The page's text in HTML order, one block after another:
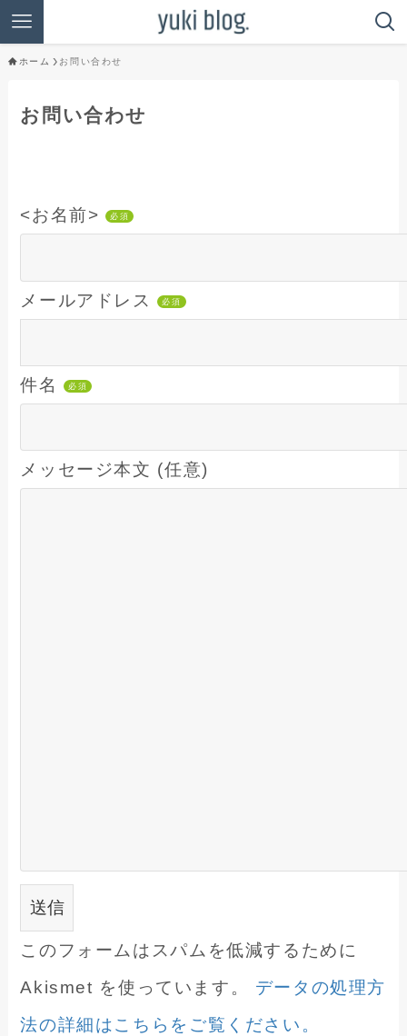
ホーム お問い合わせ
お問い合わせ
<お名前> 必須
メールアドレス 必須
件名 必須
メッセージ本文 (任意)
このフォームはスパムを低減するために
Akismet を使っています。 データの処理方
法の詳細はこちらをご覧ください。